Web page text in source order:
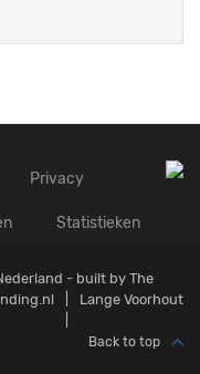
Privacy
Statistieken
- built by The
Lange Voorhout
Back to top